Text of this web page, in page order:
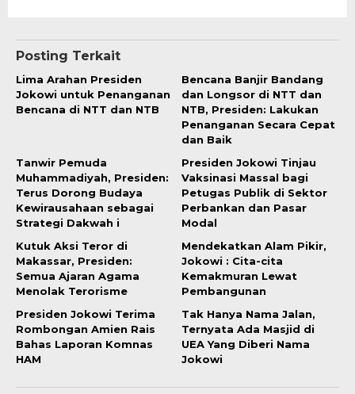
Posting Terkait
Lima Arahan Presiden
Jokowi untuk Penanganan
Bencana di NTT dan NTB
Bencana Banjir Bandang
dan Longsor di NTT dan
NTB, Presiden: Lakukan
Penanganan Secara Cepat
dan Baik
Tanwir Pemuda
Muhammadiyah, Presiden:
Terus Dorong Budaya
Kewirausahaan sebagai
Strategi Dakwah i
Presiden Jokowi Tinjau
Vaksinasi Massal bagi
Petugas Publik di Sektor
Perbankan dan Pasar
Modal
Kutuk Aksi Teror di
Makassar, Presiden:
Semua Ajaran Agama
Menolak Terorisme
Mendekatkan Alam Pikir,
Jokowi : Cita-cita
Kemakmuran Lewat
Pembangunan
Presiden Jokowi Terima
Rombongan Amien Rais
Bahas Laporan Komnas
HAM
Tak Hanya Nama Jalan,
Ternyata Ada Masjid di
UEA Yang Diberi Nama
Jokowi